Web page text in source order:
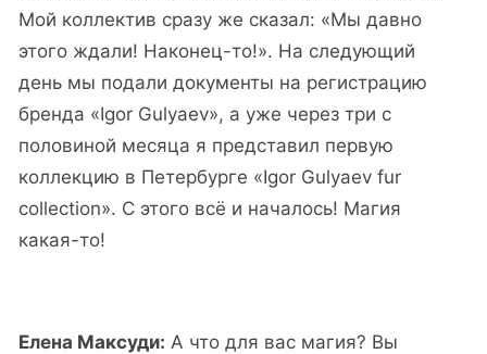
Мой коллектив сразу же сказал: «Мы давно
этого ждали! Наконец-то!». На следующий
день мы подали документы на регистрацию
бренда «Igor Gulyaev», а уже через три с
половиной месяца я представил первую
коллекцию в Петербурге «Igor Gulyaev fur
collection». С этого всё и началось! Магия
какая-то!
Елена Максуди: А что для вас магия? Вы